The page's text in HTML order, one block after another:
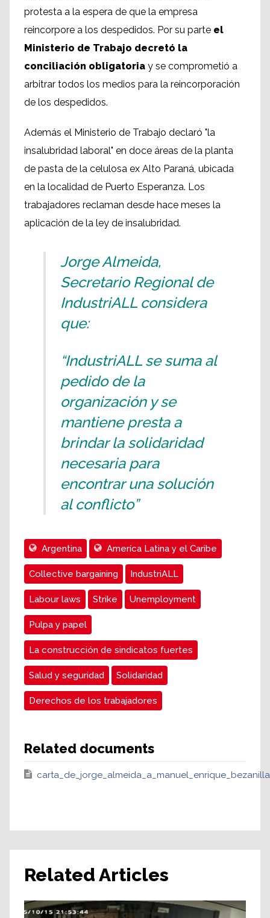
protesta a la espera de que la empresa
reincorpore a los despedidos. Por su parte el
Ministerio de Trabajo decretó la
conciliación obligatoria y se comprometió a
arbitrar todos los medios para la reincorporación
de los despedidos.
Además el Ministerio de Trabajo declaró "la
insalubridad laboral" en doce áreas de la planta
de pasta de la celulosa ex Alto Paraná, ubicada
en la localidad de Puerto Esperanza. Los
trabajadores reclaman desde hace meses la
aplicación de la ley de insalubridad.
Jorge Almeida,
Secretario Regional de
IndustriALL considera
que:
“IndustriALL se suma al
pedido de la
organización y se
mantiene presta a
brindar la solidaridad
necesaria para
encontrar una solución
al conflicto”
Argentina Ameríca Latina y el Caribe
Collective bargaining IndustriALL
Labour laws Strike Unemployment
Pulpa y papel
La construcción de sindicatos fuertes
Salud y seguridad Solidaridad
Derechos de los trabajadores
Related documents
Related Articles